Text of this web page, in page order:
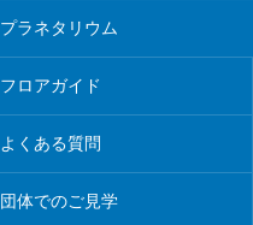
プラネタリウム
フロアガイド
よくある質問
団体でのご見学